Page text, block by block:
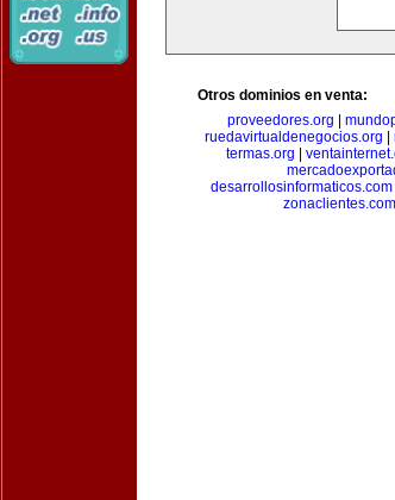
Otros dominios en venta:
proveedores.org
ruedavirtualdenegocios.org
termas.org
desarrollosinformaticos.com|
zonaclientes.com